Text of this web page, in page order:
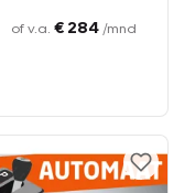
of v.a. € 284 /mnd